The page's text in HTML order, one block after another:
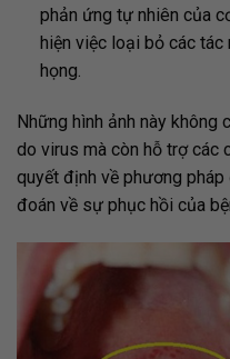
phản ứng tự nhiên của
hiện việc loại bỏ các
họng.
Những hình ảnh này
do virus mà còn hỗ trợ các
quyết định về phương
đoán về sự phục hồi của